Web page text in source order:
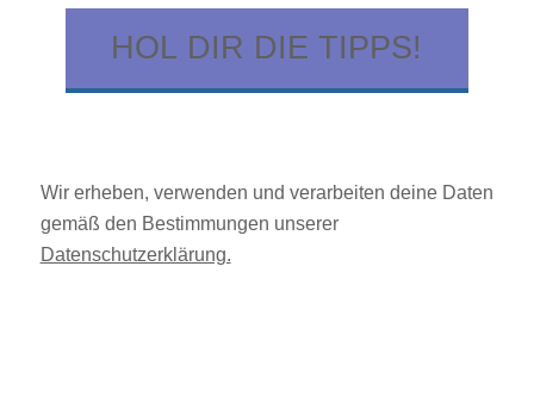
HOL DIR DIE TIPPS!
Wir erheben, verwenden und verarbeiten deine Daten
gemäß den Bestimmungen unserer
Datenschutzerklärung.